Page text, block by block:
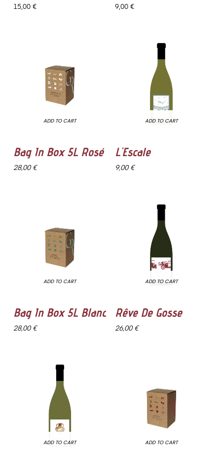
Chenonceaux
15,00 € 9,00 €
ADD TO CART
Bag In Box 5L Rosé
28,00 €
ADD TO CART
L'Escale
9,00 €
ADD TO CART
Bag In Box 5L Blanc
28,00 €
ADD TO CART
Rêve De Gosse
26,00 €
ADD TO CART ADD TO CART